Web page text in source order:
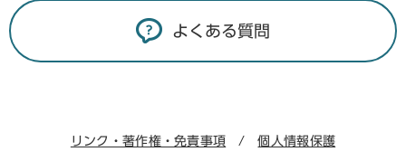
よくある質問
リンク・著作権・免責事項 個人情報保護